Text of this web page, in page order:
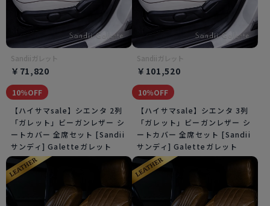
Sandiiガレット
￥71,820
10％OFF
【ハイサマsale】シエンタ 2列
「ガレット」ビーガンレザー シ
ートカバー 全席セット [Sandii
サンディ] Galetteガレット
Sandiiガレット
￥101,520
10％OFF
【ハイサマsale】シエンタ 3列
「ガレット」ビーガンレザー シ
ートカバー 全席セット [Sandii
サンディ] Galetteガレット